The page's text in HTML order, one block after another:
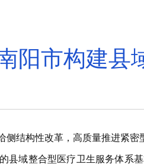
阳市构建县
侧结构性改革，高质量推进紧
县域整合型医疗卫生服务体系